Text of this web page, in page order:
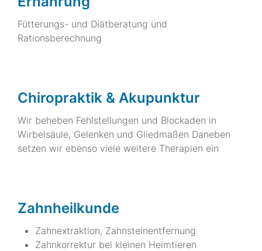
Fütterungs- und Diätberatung und
Rationsberechnung
Chiropraktik & Akupunktur
Wir beheben Fehlstellungen und Blockaden in
Wirbelsäule, Gelenken und Gliedmaßen Daneben
setzen wir ebenso viele weitere Therapien ein
Zahnheilkunde
Zahnextraktion, Zahnsteinentfernung
Zahnkorrektur bei kleinen Heimtieren